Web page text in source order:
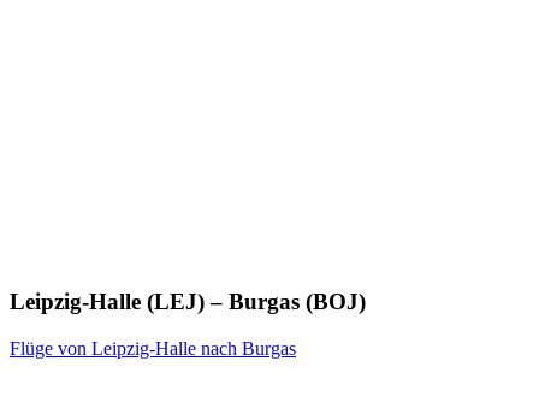
Leipzig-Halle (LEJ) – Burgas (BOJ)
Flüge von Leipzig-Halle nach Burgas